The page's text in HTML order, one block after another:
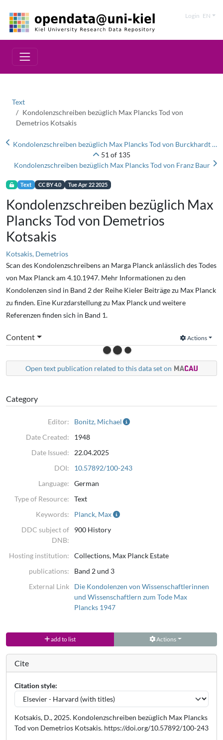
Login EN
Text
Kondolenzschreiben bezüglich Max Plancks Tod von
Demetrios Kotsakis
Kondolenzschreiben bezüglich Max Plancks Tod von Burckhardt Helferich
51 of 135
Kondolenzschreiben bezüglich Max Plancks Tod von Franz Baur
Text CC BY 4.0 Tue Apr 22 2025
Kondolenzschreiben bezüglich Max
Plancks Tod von Demetrios
Kotsakis
Kotsakis, Demetrios
Scan des Kondolenzschreibens an Marga Planck anlässlich des Todes
von Max Planck am 4.10.1947. Mehr Informationen zu den
Kondolenzen sind in Band 2 der Reihe Kieler Beiträge zu Max Planck
zu finden. Eine Kurzdarstellung zu Max Planck und weitere
Referenzen finden sich in Band 1.
Content Actions
Open text publication related to this data set on
Category
Editor:
Bonitz, Michael
Date Created:
1948
Date Issued:
22.04.2025
DOI:
10.57892/100-243
Language:
German
Type of Resource:
Text
Keywords:
Planck, Max
DDC subject of
DNB:
900 History
Hosting institution:
Collections, Max Planck Estate
publications:
Band 2 und 3
External Link
Die Kondolenzen von Wissenschaftlerinnen
und Wissenschaftlern zum Tode Max
Plancks 1947
add to list Actions
Cite
Citation style:
Kotsakis, D., 2025. Kondolenzschreiben bezüglich Max Plancks
Tod von Demetrios Kotsakis. https://doi.org/10.57892/100-243